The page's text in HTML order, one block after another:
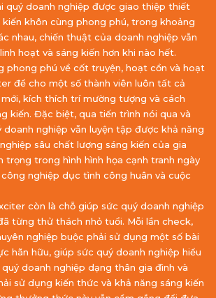
quý doanh nghiệp được giao thiệp thiết
khôn cùng phong phú, trong khoảng
nhau, chiến thuật của doanh nghiệp vẫn
hoạt và sáng kiến hơn khi nào hết.
phong phú về cốt truyện, hoạt cồn và hoạt
để cho một số thành viên luôn tất cả
kích thích trí mường tượng và cách
kiến. Đặc biệt, qua tiến trình nói qua và
doanh nghiệp vẫn luyện tập được khả năng
sâu chất lượng sáng kiến của gia
trọng trong hình hình họa cạnh tranh ngày
nghiệp dục tình công huân và cuộc
còn là chỗ giúp sức quý doanh nghiệp
từng thử thách nhỏ tuổi. Mỗi lần check,
nghiệp buộc phải sử dụng một số bài
hãn hữu, giúp sức quý doanh nghiệp hiểu
doanh nghiệp dạng thân gia đình và
sử dụng kiến thức và khả năng sáng kiến